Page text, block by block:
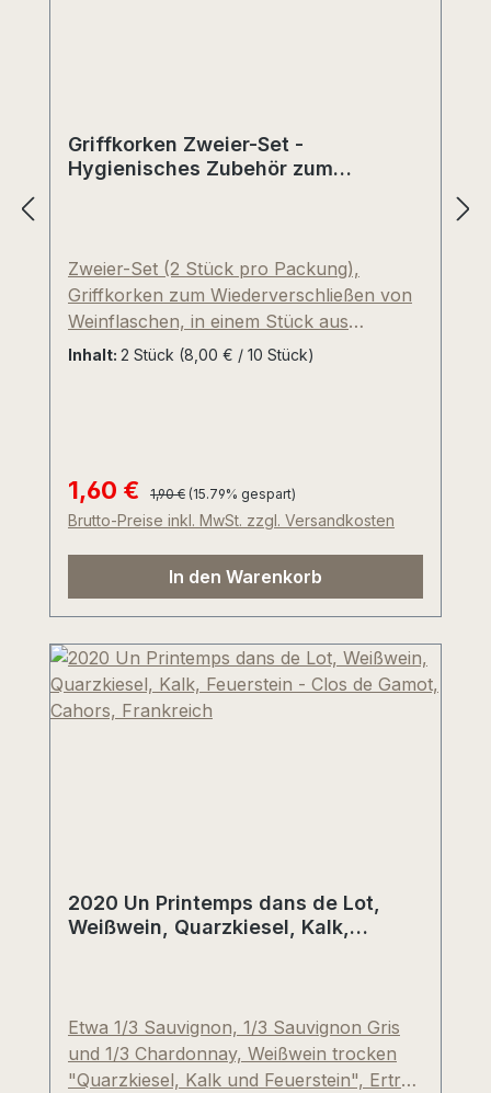
Griffkorken Zweier-Set -
Hygienisches Zubehör zum
Zweier-Set (2 Stück pro Packung),
Griffkorken zum Wiederverschließen von
Weinflaschen, in einem Stück aus
Vollkunststoff gegossen. Sehr stabil mit
super in der Hand und ist ein besonders
praktisches und sehr hygienisches
Zubehör für alle Weinliebhaber. Hinweis:
nicht geeignet für Flaschen mit
Schraubverschluss, 3000ml
67308 Einselthum im Zellertal (Pfalz).
Inhalt: 2 Stück (8,00 € / 10 Stück)
Verkaufspreis:
1,60 € Regulärer Preis:
1,90 € (15.79% gespart)
Brutto-Preise inkl. MwSt. zzgl. Versandkosten
In den Warenkorb
2020 Un Printemps dans de Lot,
Weißwein, Quarzkiesel, Kalk,
Etwa 1/3 Sauvignon, 1/3 Sauvignon Gris
und 1/3 Chardonnay, Weißwein trocken
"Quarzkiesel, Kalk und Feuerstein", Ertrag